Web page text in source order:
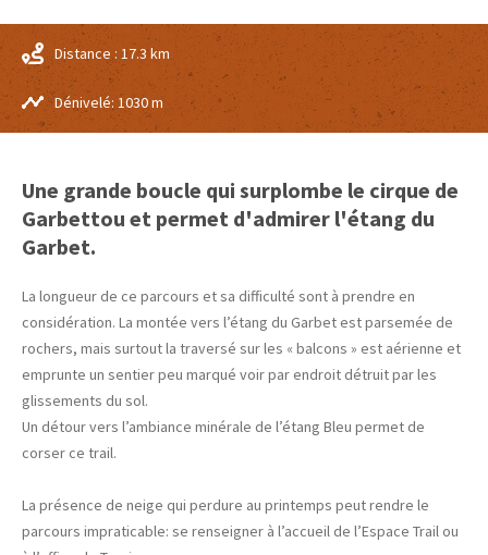
Distance : 17.3 km
Dénivelé: 1030 m
Une grande boucle qui surplombe le cirque de
Garbettou et permet d'admirer l'étang du
Garbet.
La longueur de ce parcours et sa difficulté sont à prendre en
considération. La montée vers l’étang du Garbet est parsemée de
rochers, mais surtout la traversé sur les « balcons » est aérienne et
emprunte un sentier peu marqué voir par endroit détruit par les
glissements du sol.
Un détour vers l’ambiance minérale de l’étang Bleu permet de
corser ce trail.
La présence de neige qui perdure au printemps peut rendre le
parcours impraticable: se renseigner à l’accueil de l’Espace Trail ou